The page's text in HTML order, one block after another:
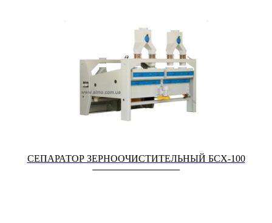
СЕПАРАТОР ЗЕРНООЧИСТИТЕЛЬНЫЙ БСХ-100